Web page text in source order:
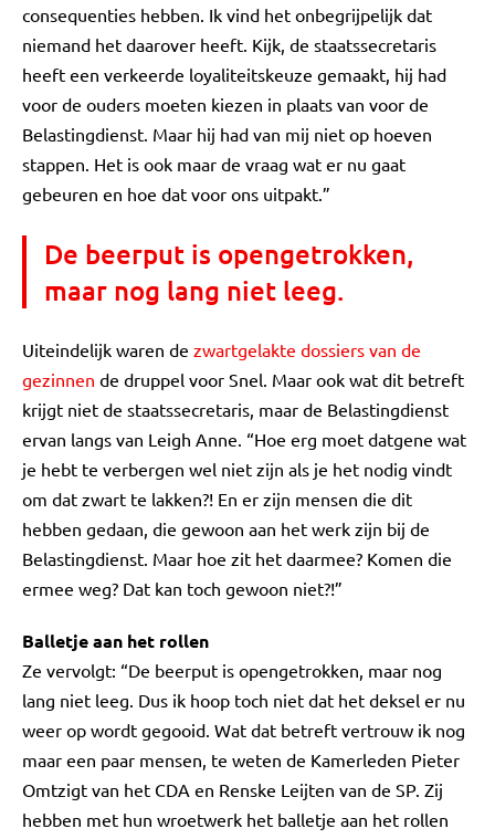
consequenties hebben. Ik vind het onbegrijpelijk dat
niemand het daarover heeft. Kijk, de staatssecretaris
heeft een verkeerde loyaliteitskeuze gemaakt, hij had
voor de ouders moeten kiezen in plaats van voor de
Belastingdienst. Maar hij had van mij niet op hoeven
stappen. Het is ook maar de vraag wat er nu gaat
gebeuren en hoe dat voor ons uitpakt.”
De beerput is opengetrokken,
maar nog lang niet leeg.
Uiteindelijk waren de zwartgelakte dossiers van de
gezinnen de druppel voor Snel. Maar ook wat dit betreft
krijgt niet de staatssecretaris, maar de Belastingdienst
ervan langs van Leigh Anne. “Hoe erg moet datgene wat
je hebt te verbergen wel niet zijn als je het nodig vindt
om dat zwart te lakken?! En er zijn mensen die dit
hebben gedaan, die gewoon aan het werk zijn bij de
Belastingdienst. Maar hoe zit het daarmee? Komen die
ermee weg? Dat kan toch gewoon niet?!”
Balletje aan het rollen
Ze vervolgt: “De beerput is opengetrokken, maar nog
lang niet leeg. Dus ik hoop toch niet dat het deksel er nu
weer op wordt gegooid. Wat dat betreft vertrouw ik nog
maar een paar mensen, te weten de Kamerleden Pieter
Omtzigt van het CDA en Renske Leijten van de SP. Zij
hebben met hun wroetwerk het balletje aan het rollen